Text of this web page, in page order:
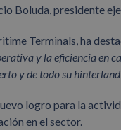
Boluda, presidente
Terminals, ha
y la eficiencia en
y de todo su
logro para la
en el sector.